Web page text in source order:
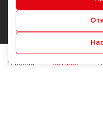
Журнал
Наши марки
Брендирование
Главная Каталог